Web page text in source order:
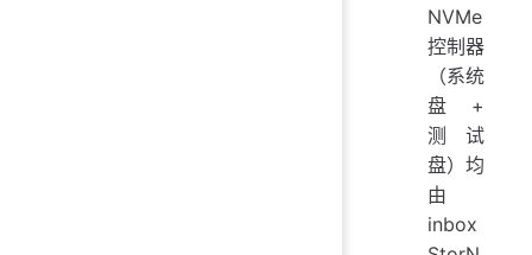
NVMe
控制器
（系统
盘 +
测试
盘）均
由
inbox